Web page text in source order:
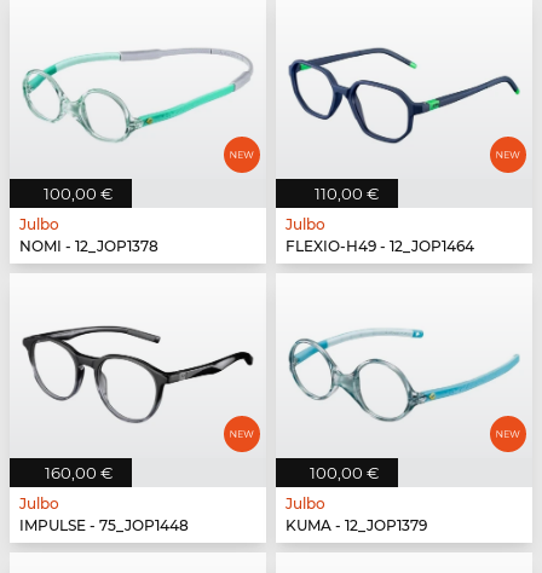
100,00 €
Julbo
NOMI - 12_JOP1378
110,00 €
Julbo
FLEXIO-H49 - 12_JOP1464
160,00 €
Julbo
IMPULSE - 75_JOP1448
100,00 €
Julbo
KUMA - 12_JOP1379